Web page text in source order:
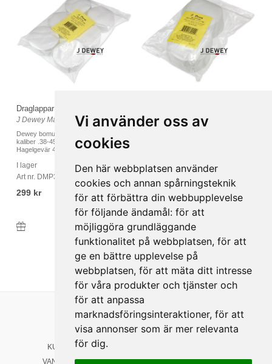
Vi använder oss av
cookies
Den här webbplatsen använder
cookies och annan spårningsteknik
för att förbättra din webbupplevelse
för följande ändamål: för att
möjliggöra grundläggande
funktionalitet på webbplatsen, för att
ge en bättre upplevelse på
webbplatsen, för att mäta ditt intresse
för våra produkter och tjänster och
för att anpassa
marknadsföringsinteraktioner, för att
visa annonser som är mer relevanta
för dig.
Draglappar runda 70mm (250st)
J Dewey Manufacturing
Dewey bomullsdraglappar lämplig till
kaliber .38-45 (10mm-11mm)
Hagelgevär 41...
I lager
Art nr. DMP35125
299 kr
Köp
J Dewey Manufacturing
I lager
Art nr. DMP121
197 kr
Länkar
HEM
KUNDSERVICE
VANLIGA FRÅGOR
Följ oss
Facebook